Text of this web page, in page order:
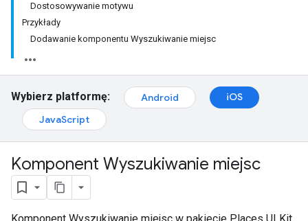
Dostosowywanie motywu
Przykłady
Dodawanie komponentu Wyszukiwanie miejsc
Wybierz platformę: Android
iOS
JavaScript
Komponent Wyszukiwanie miejsc